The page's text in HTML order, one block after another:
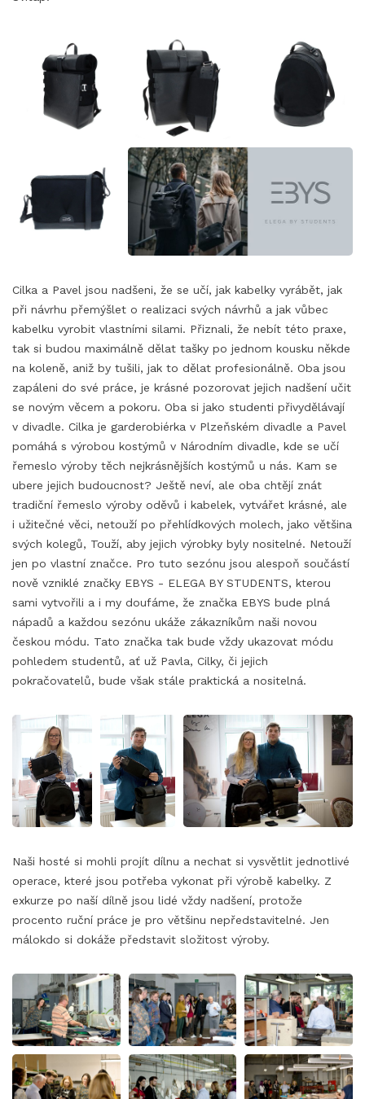
Cilka a Pavel jsou nadšeni, že se učí, jak kabelky vyrábět, jak
při návrhu přemýšlet o realizaci svých návrhů a jak vůbec
kabelku vyrobit vlastními silami. Přiznali, že nebít této praxe,
tak si budou maximálně dělat tašky po jednom kousku někde
na koleně, aniž by tušili, jak to dělat profesionálně. Oba jsou
zapáleni do své práce, je krásné pozorovat jejich nadšení učit
se novým věcem a pokoru. Oba si jako studenti přivydělávají
v divadle. Cilka je garderobiérka v Plzeňském divadle a Pavel
pomáhá s výrobou kostýmů v Národním divadle, kde se učí
řemeslo výroby těch nejkrásnějších kostýmů u nás. Kam se
ubere jejich budoucnost? Ještě neví, ale oba chtějí znát
tradiční řemeslo výroby oděvů i kabelek, vytvářet krásné, ale
i užitečné věci, netouží po přehlídkových molech, jako většina
svých kolegů, Touží, aby jejich výrobky byly nositelné. Netouží
jen po vlastní značce. Pro tuto sezónu jsou alespoň součástí
nově vzniklé značky EBYS - ELEGA BY STUDENTS, kterou
sami vytvořili a i my doufáme, že značka EBYS bude plná
nápadů a každou sezónu ukáže zákazníkům naši novou
českou módu. Tato značka tak bude vždy ukazovat módu
pohledem studentů, ať už Pavla, Cilky, či jejich
pokračovatelů, bude však stále praktická a nositelná.
Naši hosté si mohli projít dílnu a nechat si vysvětlit jednotlivé
operace, které jsou potřeba vykonat při výrobě kabelky. Z
exkurze po naší dílně jsou lidé vždy nadšení, protože
procento ruční práce je pro většinu nepředstavitelné. Jen
málokdo si dokáže představit složitost výroby.